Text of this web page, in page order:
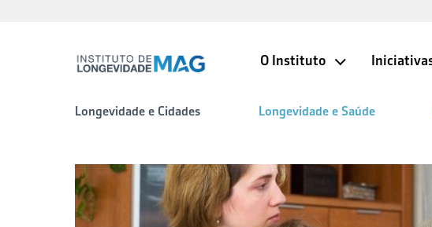
O Instituto
Longevidade e Cidades Longevidade e Saúde